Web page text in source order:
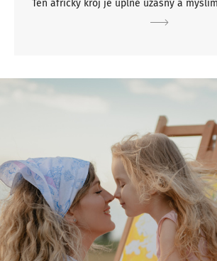
Ten africký kroj je úplně úžasný a